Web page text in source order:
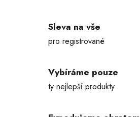
Sleva na vše
pro registrované
Vybíráme pouze
ty nejlepší produkty